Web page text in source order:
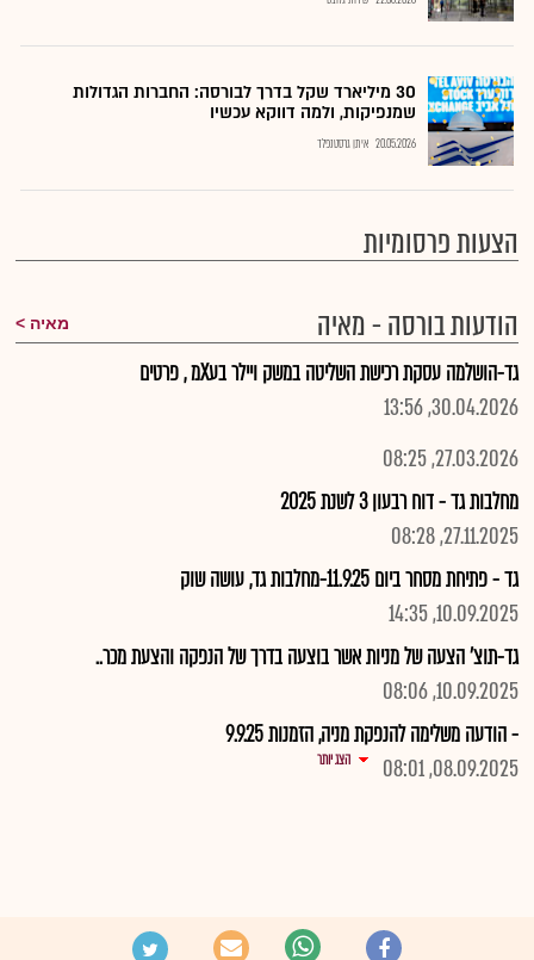
30 מיליארד שקל בדרך לבורסה: החברות הגדולות
שמנפיקות, ולמה דווקא עכשיו
20.05.2026 איתן גרסטנפלד
הצעות פרסומיות
הודעות בורסה - מאיה
מאיה
גד-הושלמה עסקת רכישת השליטה במשק ויילר בעXמ , פרטים
30.04.2026, 13:56
27.03.2026, 08:25
מחלבות גד - דוח רבעון 3 לשנת 2025
27.11.2025, 08:28
גד - פתיחת מסחר ביום 11.9.25-מחלבות גד, עושה שוק
10.09.2025, 14:35
גד-תוצ' הצעה של מניות אשר בוצעה בדרך של הנפקה והצעת מכר..
10.09.2025, 08:06
- הודעה משלימה להנפקת מניה, הזמנות 9.9.25
08.09.2025, 08:01
הצג יותר